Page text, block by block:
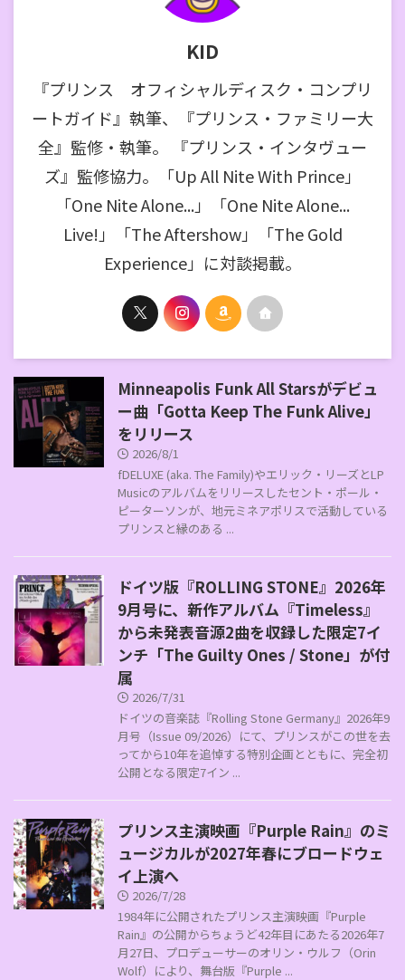
KID
『プリンス オフィシャルディスク・コンプリ
ートガイド』執筆、『プリンス・ファミリー大
全』監修・執筆。 『プリンス・インタヴュー
ズ』監修協力。「Up All Nite With Prince」
「One Nite Alone...」「One Nite Alone...
Live!」「The Aftershow」「The Gold
Experience」に対談掲載。
Minneapolis Funk All Starsがデビュ
ー曲「Gotta Keep The Funk Alive」
をリリース
2026/8/1
fDELUXE (aka. The Family)やエリック・リーズとLP
Musicのアルバムをリリースしたセント・ポール・
ピーターソンが、地元ミネアポリスで活動している
プリンスと縁のある ...
ドイツ版『ROLLING STONE』2026年
9月号に、新作アルバム『Timeless』
から未発表音源2曲を収録した限定7イ
ンチ「The Guilty Ones / Stone」が付
属
2026/7/31
ドイツの音楽誌『Rolling Stone Germany』2026年9
月号（Issue 09/2026）にて、プリンスがこの世を去
ってから10年を追悼する特別企画とともに、完全初
公開となる限定7イン ...
プリンス主演映画『Purple Rain』のミ
ュージカルが2027年春にブロードウェ
イ上演へ
2026/7/28
1984年に公開されたプリンス主演映画『Purple
Rain』の公開からちょうど42年目にあたる2026年7
月27日、プロデューサーのオリン・ウルフ（Orin
Wolf）により、舞台版『Purple ...